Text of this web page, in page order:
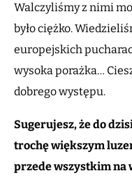
Walczyliśmy z nimi
było ciężko.
europejskich
wysoka porażka…
dobrego występu.
Sugerujesz, że do
trochę większym
przede wszystkim na